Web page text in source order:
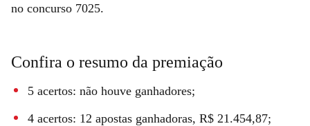
no concurso 7025.
Confira o resumo da premiação
5 acertos: não houve ganhadores;
4 acertos: 12 apostas ganhadoras, R$ 21.454,87;